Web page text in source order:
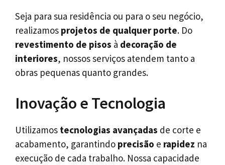
Seja para sua residência ou para o seu negócio,
realizamos projetos de qualquer porte. Do
revestimento de pisos à decoração de
interiores, nossos serviços atendem tanto a
obras pequenas quanto grandes.
Inovação e Tecnologia
Utilizamos tecnologias avançadas de corte e
acabamento, garantindo precisão e rapidez na
execução de cada trabalho. Nossa capacidade